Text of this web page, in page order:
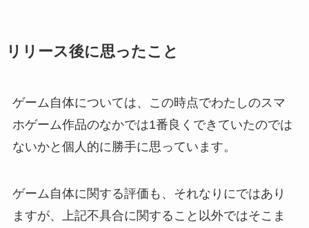
リリース後に思ったこと
ゲーム自体については、この時点でわたしのスマ
ホゲーム作品のなかでは1番良くできていたのでは
ないかと個人的に勝手に思っています。
ゲーム自体に関する評価も、それなりにではあり
ますが、上記不具合に関すること以外ではそこま